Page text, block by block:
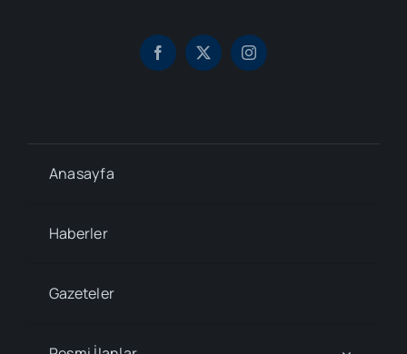
Anasayfa
Haberler
Gazeteler